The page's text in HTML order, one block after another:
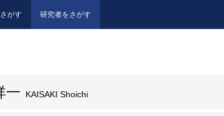
がす 研究者をさがす
一 KAISAKI Shoichi